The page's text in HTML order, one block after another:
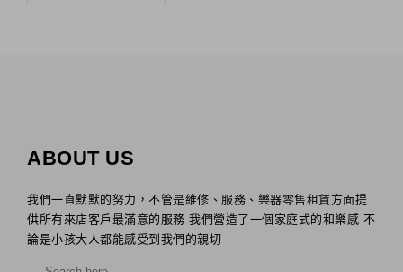
ABOUT US
我們一直默默的努力，不管是維修、服務、樂器零售租賃方面提
供所有來店客戶最滿意的服務 我們營造了一個家庭式的和樂感 不
論是小孩大人都能感受到我們的親切